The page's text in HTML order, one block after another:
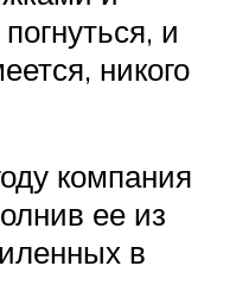
и
никого
компания
ее из
в